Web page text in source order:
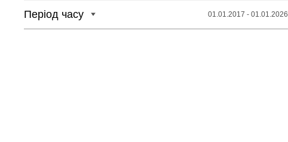
Період часу 01.01.2017 - 01.01.2026